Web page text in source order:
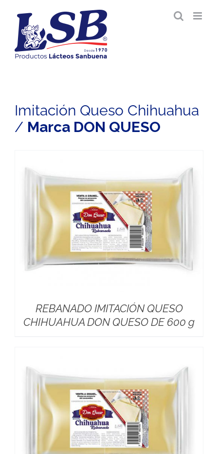
contenido
Imitación Queso Chihuahua
/ Marca DON QUESO
REBANADO IMITACIÓN QUESO
CHIHUAHUA DON QUESO DE 600 g